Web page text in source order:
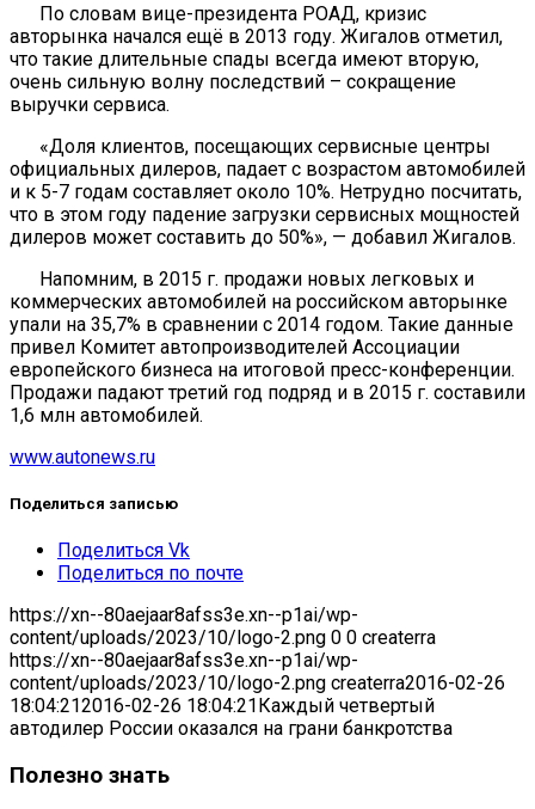
По словам вице-президента РОАД, кризис
авторынка начался ещё в 2013 году. Жигалов отметил,
что такие длительные спады всегда имеют вторую,
очень сильную волну последствий – сокращение
выручки сервиса.
«Доля клиентов, посещающих сервисные центры
официальных дилеров, падает с возрастом автомобилей
и к 5-7 годам составляет около 10%. Нетрудно посчитать,
что в этом году падение загрузки сервисных мощностей
дилеров может составить до 50%», — добавил Жигалов.
Напомним, в 2015 г. продажи новых легковых и
коммерческих автомобилей на российском авторынке
упали на 35,7% в сравнении с 2014 годом. Такие данные
привел Комитет автопроизводителей Ассоциации
европейского бизнеса на итоговой пресс-конференции.
Продажи падают третий год подряд и в 2015 г. составили
1,6 млн автомобилей.
www.autonews.ru
Поделиться записью
Поделиться Vk
Поделиться по почте
https://xn--80aejaar8afss3e.xn--p1ai/wp-
content/uploads/2023/10/logo-2.png 0 0 createrra
https://xn--80aejaar8afss3e.xn--p1ai/wp-
content/uploads/2023/10/logo-2.png createrra2016-02-26
18:04:212016-02-26 18:04:21 Каждый четвертый
автодилер России оказался на грани банкротства
Полезно знать